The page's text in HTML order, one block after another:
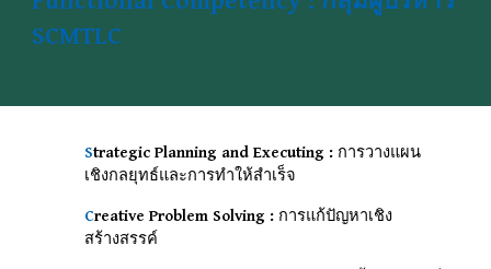
SCMTLC
Strategic Planning and Executing : การวางแผน
เชิงกลยุทธ์และการทําให้สําเร็จ
Creative Problem Solving : การแก้ปัญหาเชิง
สร้างสรรค์